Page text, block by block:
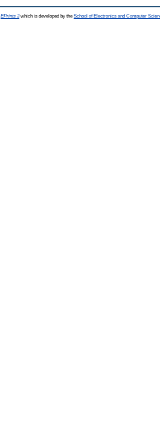
EPrints 3which is developed by the School of Electronics and Computer